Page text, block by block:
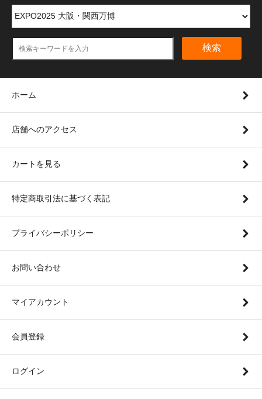
検索
ホーム
店舗へのアクセス
カートを見る
特定商取引法に基づく表記
プライバシーポリシー
お問い合わせ
マイアカウント
会員登録
ログイン